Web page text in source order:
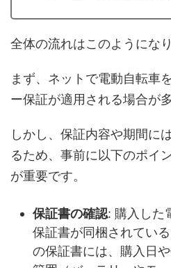
全体の流れはこのようになり
まず、ネットで電動自転車
ー保証が適用される場合が
しかし、保証内容や期間に
るため、事前に以下のポイ
が重要です。
保証書の確認: 購入した
保証書が同梱されてい
の保証書には、購入日